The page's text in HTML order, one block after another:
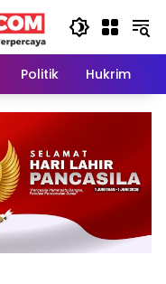
Politik Hukrim